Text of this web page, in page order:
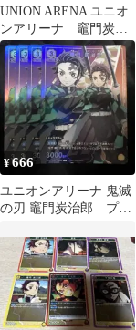
UNION ARENA ユニオ
ンアリーナ 竈門炭治
郎【プロモ・ホイル】4
枚セット
¥666
ユニオンアリーナ 鬼滅
の刃 竈門炭治郎 プロ